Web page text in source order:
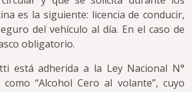
es la siguiente: licencia de conducir,
del vehículo al día. En el caso de
obligatorio.
está adherida a la Ley Nacional N°
como “Alcohol Cero al volante”, cuyo